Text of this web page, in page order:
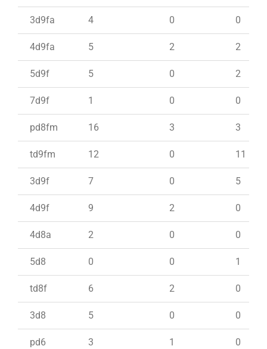
3d9fa 4 0 0
4d9fa 5 2 2
5d9f 5 0 2
7d9f 1 0 0
pd8fm 16 3 3
td9fm 12 0 11
3d9f 7 0 5
4d9f 9 2 0
4d8a 2 0 0
5d8 0 0 1
td8f 6 2 0
3d8 5 0 0
pd6 3 1 0